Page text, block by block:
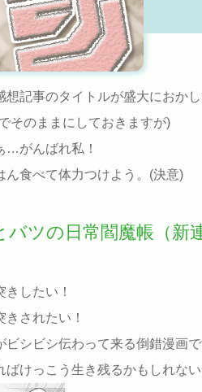
想記事のタイトルが盛大におか
そのままにしておきますが)
…がんばれ私！
ん食べて体力つけよう。(決意)
ツの日常閻魔帳（新
したい！
されたい！
ビシビシ伝わって来る倒錯漫画で
ばけっこう生き残るかもしれない